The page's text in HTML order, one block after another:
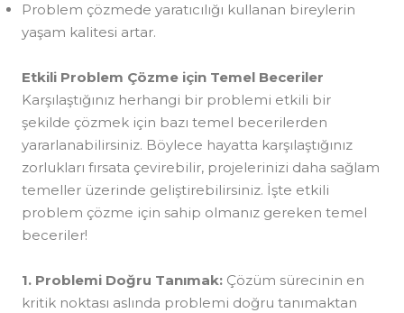
Problem çözmede yaratıcılığı kullanan bireylerin
yaşam kalitesi artar.
Etkili Problem Çözme için Temel Beceriler
Karşılaştığınız herhangi bir problemi etkili bir
şekilde çözmek için bazı temel becerilerden
yararlanabilirsiniz. Böylece hayatta karşılaştığınız
zorlukları fırsata çevirebilir, projelerinizi daha sağlam
temeller üzerinde geliştirebilirsiniz. İşte etkili
problem çözme için sahip olmanız gereken temel
beceriler!
1. Problemi Doğru Tanımak: Çözüm sürecinin en
kritik noktası aslında problemi doğru tanımaktan